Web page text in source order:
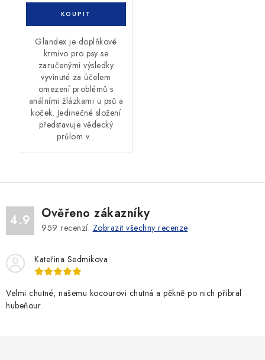
Glandex je doplňkové
krmivo pro psy se
zaručenými výsledky
vyvinuté za účelem
omezení problémů s
análními žlázkami u psů a
koček. Jedinečné složení
představuje vědecký
průlom v...
4.9 Ověřeno zákazníky
959 recenzí. Zobrazit všechny recenze
Kateřina Sedmikova
Velmi chutné, našemu kocourovi chutná a pěkně po nich přibral
hubeňour.